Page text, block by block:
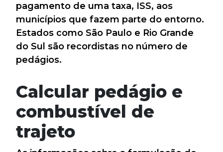
pagamento de uma taxa, ISS, aos
municípios que fazem parte do entorno.
Estados como São Paulo e Rio Grande
do Sul são recordistas no número de
pedágios.
Calcular pedágio e
combustível de
trajeto